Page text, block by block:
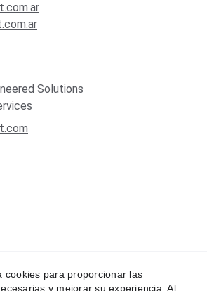
Solutions
cookies para proporcionar las
y mejorar su experiencia. Al